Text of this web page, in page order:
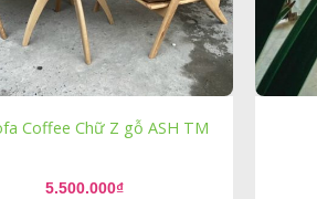
Coffee Chữ Z gỗ ASH TM
5.500.000₫